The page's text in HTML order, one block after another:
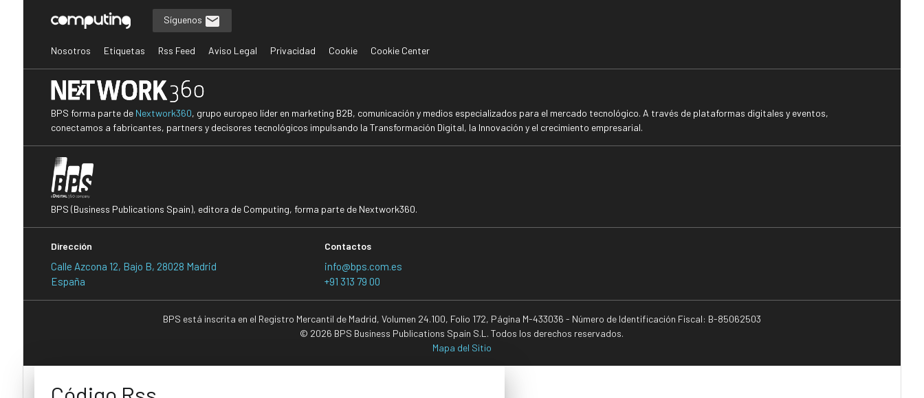
Síguenos
Nosotros Etiquetas Rss Feed Aviso Legal Privacidad Cookie Cookie Center
BPS forma parte de Nextwork360, grupo europeo líder en marketing B2B, comunicación y medios especializados para el mercado tecnológico. A través de plataformas digitales y eventos,
conectamos a fabricantes, partners y decisores tecnológicos impulsando la Transformación Digital, la Innovación y el crecimiento empresarial.
BPS (Business Publications Spain), editora de Computing, forma parte de Nextwork360.
Dirección
Calle Azcona 12, Bajo B, 28028 Madrid
España
Contactos
info@bps.com.es
+91 313 79 00
BPS está inscrita en el Registro Mercantil de Madrid, Volumen 24.100, Folio 172, Página M-433036 - Número de Identificación Fiscal: B-85062503
© 2026 BPS Business Publications Spain S.L. Todos los derechos reservados.
Mapa del Sitio